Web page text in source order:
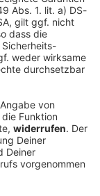
taucht
der Rekord
nicht